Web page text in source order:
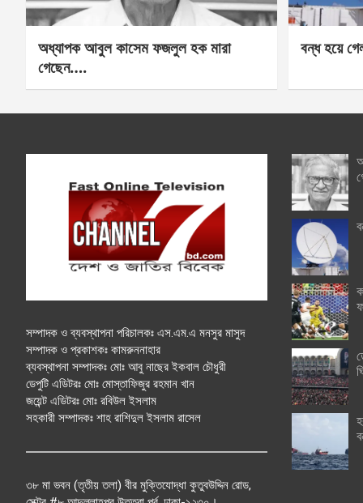
অধ্যাপক আবুল কাসেম ফজলুল হক মারা
গেছেন….
বন্ধ হয়ে
সম্পাদক ও ব্যবস্থাপনা পরিচালকঃ এস.এম.এ মনসুর মাসুদ
সম্পাদক ও প্রকাশকঃ কামরুননাহার
ব্যবস্থাপনা সম্পাদকঃ মোঃ আবু নাছের ইকবাল চৌধুরী
ডেপুটি এডিটরঃ মোঃ মোস্তাফিজুর রহমান খান
জয়েন্ট এডিটরঃ মোঃ রবিউল ইসলাম
সহকারী সম্পাদকঃ শাহ রাশিদুল ইসলাম রাসেল
৩৮ মা ভবন (তৃতীয় তলা) বীর মুক্তিযোদ্ধা কুতুবউদ্দিন রোড,